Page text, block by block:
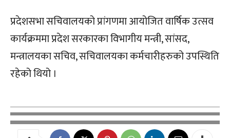
प्रदेशसभा सचिवालयको प्रांगणमा आयोजित वार्षिक उत्सव
कार्यक्रममा प्रदेश सरकारका विभागीय मन्त्री, सांसद,
मन्त्रालयका सचिव, सचिवालयका कर्मचारीहरुको उपस्थिति
रहेको थियो ।